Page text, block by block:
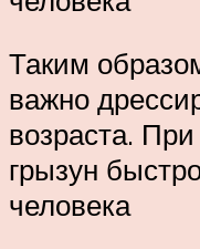
Таким
важно
возраста.
грызун
человека